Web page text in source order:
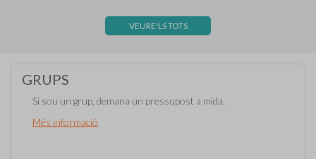
VEURE'LS TOTS
GRUPS
Si sou un grup, demana un pressupost a mida.
Més informació